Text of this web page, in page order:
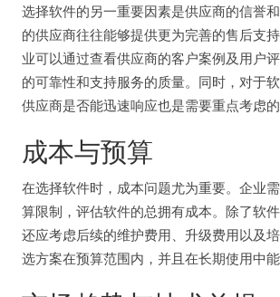
选择软件的另一重要因素是供应商的信誉
的供应商往往能够提供更为完善的售后支
业可以通过查看供应商的客户案例及用户
的可靠性和支持服务的质量。同时，对于
供应商是否能迅速响应也是需要重点考虑的
成本与预算
在选择软件时，成本问题尤为重要。企业
算限制，评估软件的总拥有成本。除了软
还应考虑后续的维护费用、升级费用以及
选方案在预算范围内，并且在长期使用中能